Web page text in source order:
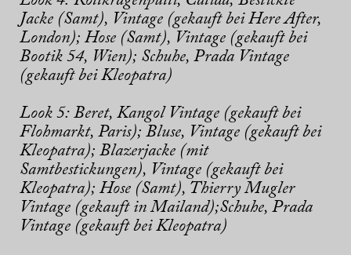
Jacke (Samt), Vintage (gekauft bei Here After,
London); Hose (Samt), Vintage (gekauft bei
Bootik 54, Wien); Schuhe, Prada Vintage
(gekauft bei Kleopatra)
Look 5: Beret, Kangol Vintage (gekauft bei
Flohmarkt, Paris); Bluse, Vintage (gekauft bei
Kleopatra); Blazerjacke (mit
Samtbestickungen), Vintage (gekauft bei
Kleopatra); Hose (Samt), Thierry Mugler
Vintage (gekauft in Mailand);Schuhe, Prada
Vintage (gekauft bei Kleopatra)